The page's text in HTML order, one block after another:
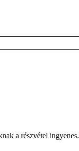
a részvétel ingyenes.